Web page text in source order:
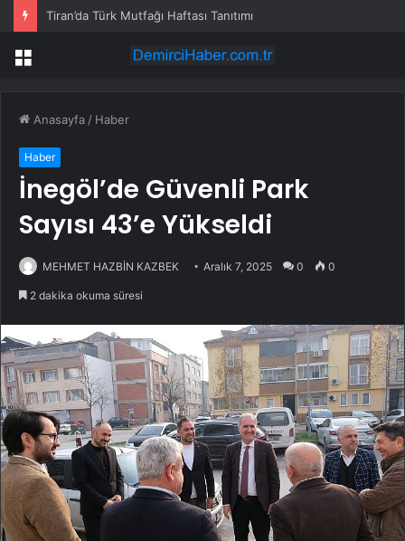
Tiran’da Türk Mutfağı Haftası Tanıtımı
Menü
Anasayfa / Haber
Haber
İnegöl’de Güvenli Park
Sayısı 43’e Yükseldi
MEHMET HAZBİN KAZBEK Aralık 7, 2025 0 0
2 dakika okuma süresi